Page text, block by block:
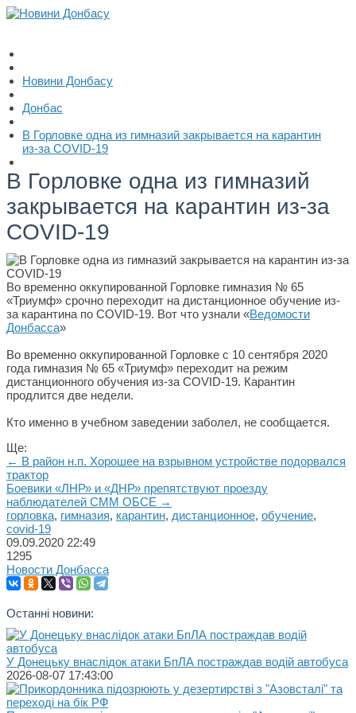
Новини Донбасу
Донбас
В Горловке одна из гимназий закрывается на карантин
из-за COVID-19
В Горловке одна из гимназий
закрывается на карантин из-за
COVID-19
Во временно оккупированной Горловке гимназия № 65
«Триумф» срочно переходит на дистанционное обучение из-
за карантина по COVID-19. Вот что узнали «Ведомости
Донбасса»
Во временно оккупированной Горловке с 10 сентября 2020
года гимназия № 65 «Триумф» переходит на режим
дистанционного обучения из-за COVID-19. Карантин
продлится две недели.
Кто именно в учебном заведении заболел, не сообщается.
Ще:
← В район н.п. Хорошее на взрывном устройстве подорвался
трактор
Боевики «ЛНР» и «ДНР» препятствуют проезду
наблюдателей СММ ОБСЕ →
горловка, гимназия, карантин, дистанционное, обучение,
covid-19
09.09.2020 22:49
1295
Новости Донбасса
Останні новини:
У Донецьку внаслідок атаки БпЛА постраждав водій автобуса
2026-08-07 17:43:00